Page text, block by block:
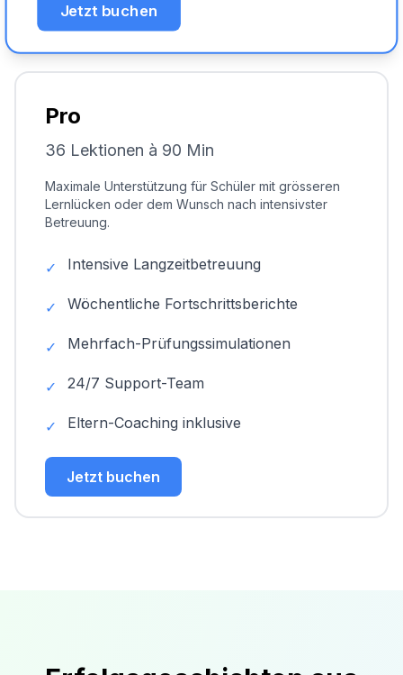
Jetzt buchen
Pro
36 Lektionen à 90 Min
Maximale Unterstützung für Schüler mit grösseren
Lernlücken oder dem Wunsch nach intensivster
Betreuung.
✓ Intensive Langzeitbetreuung
✓ Wöchentliche Fortschrittsberichte
✓ Mehrfach-Prüfungssimulationen
✓ 24/7 Support-Team
✓ Eltern-Coaching inklusive
Jetzt buchen